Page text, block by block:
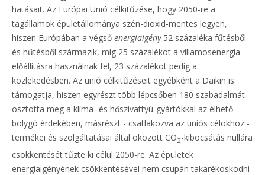
hatásait. Az Európai Unió célkitűzése, hogy 2050-re a
tagállamok épületállománya szén-dioxid-mentes legyen,
hiszen Európában a végső energiaigény52 százaléka fűtésből
és hűtésből származik, míg 25 százalékot a villamosenergia-
előállításra használnak fel, 23 százalékot pedig a
közlekedésben. Az unió célkitűzéseit egyébként a Daikin is
támogatja, hiszen egyrészt több lépcsőben 180 szabadalmát
osztotta meg a klíma- és hőszivattyú-gyártókkal az élhető
bolygó érdekében, másrészt - csatlakozva az uniós célokhoz -
termékei és szolgáltatásai által okozott CO2-kibocsátás nullára
csökkentését tűzte ki célul 2050-re. Az épületek
energiaigényének csökkentésével nem csupán takarékoskodni